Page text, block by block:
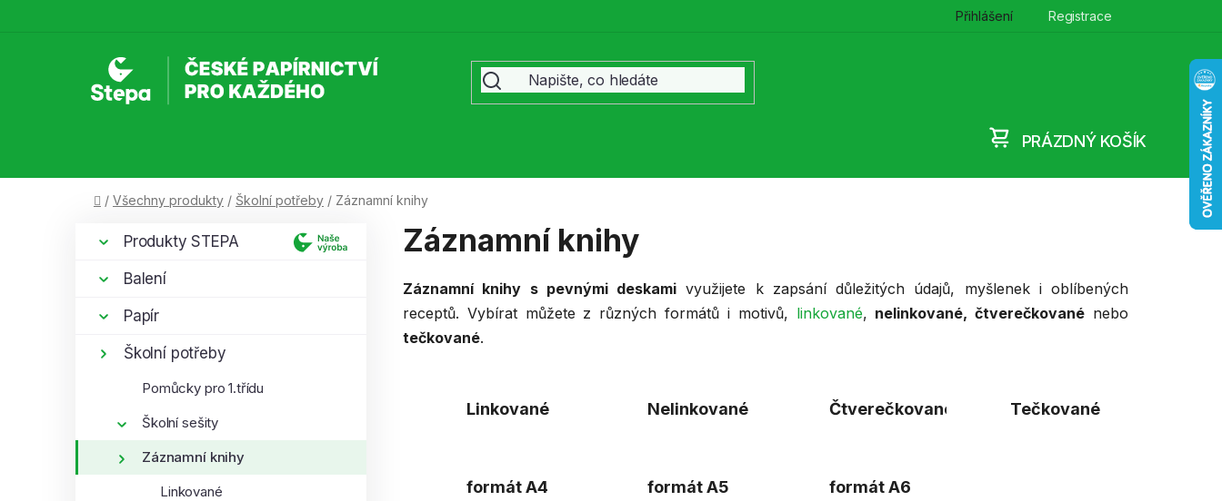
Přihlášení Registrace
PRÁZDNÝ KOŠÍK
Domů
/ Všechny produkty / Školní potřeby / Záznamní knihy
p
a
Přeskočit
kategorie
Produkty STEPA
Balení
Papír
Školní potřeby
Pomůcky pro 1.třídu
Školní sešity
Záznamní knihy
Linkované
Záznamní knihy
Záznamní knihy s pevnými deskami využijete k zapsání důležitých údajů, myšlenek i oblíbených
receptů. Vybírat můžete z různých formátů i motivů, linkované, nelinkované, čtverečkované nebo
tečkované.
Linkované Nelinkované Čtverečkované Tečkované
formát A4 formát A5 formát A6